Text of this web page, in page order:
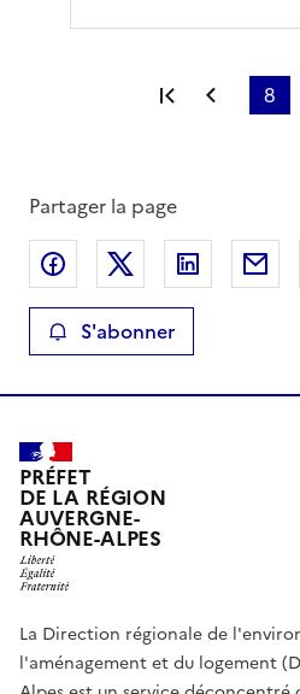
PremièrePage
8
Partager la page
Partager sur Facebook
Partager sur X
Partager
S'abonner
PRÉFET
DE LA RÉGION
AUVERGNE-
RHÔNE-ALPES
La Direction régionale de
l'aménagement et du logement